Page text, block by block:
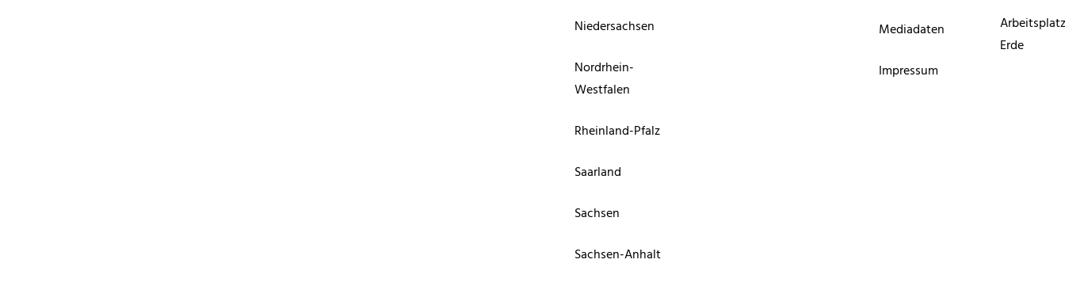
Niedersachsen
Nordrhein-
Westfalen
Rheinland-Pfalz
Saarland
Sachsen
Sachsen-Anhalt
Mediadaten
Impressum
Erde